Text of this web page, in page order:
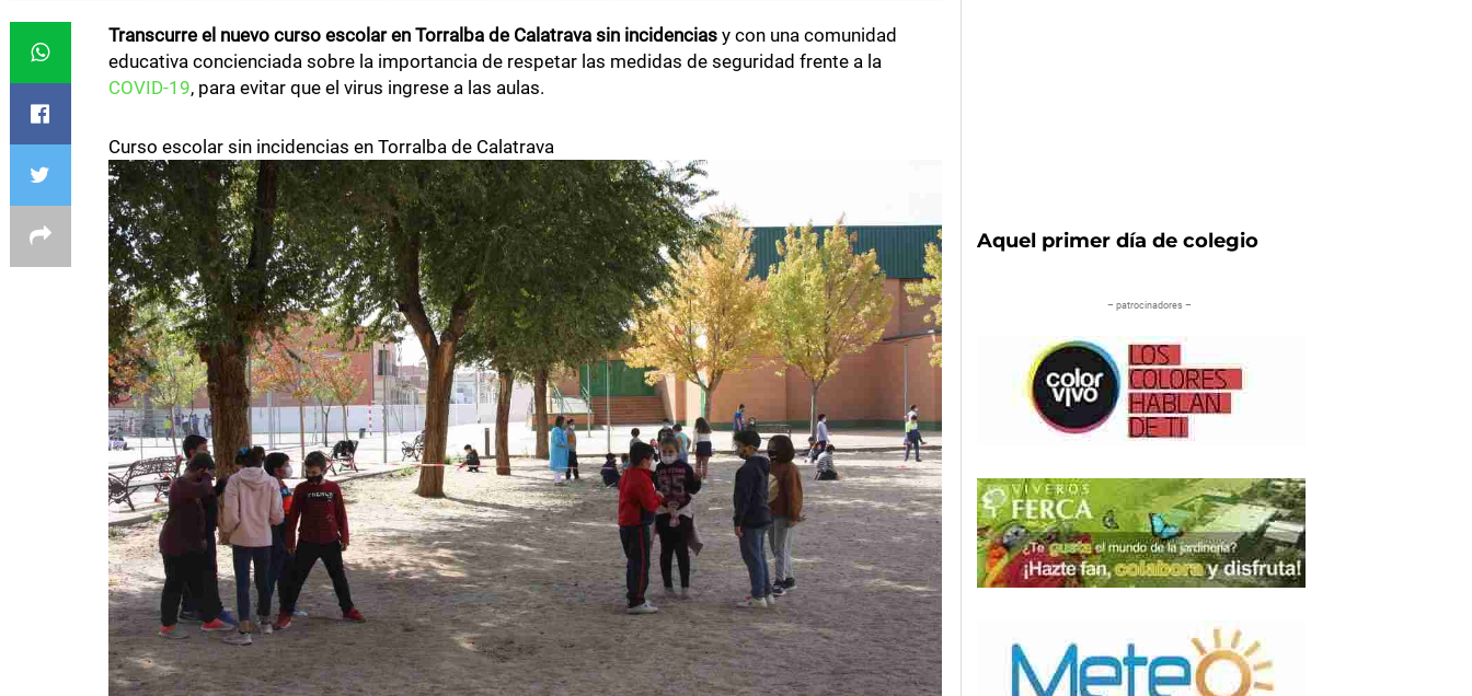
Transcurre el nuevo curso escolar en Torralba de Calatrava sin incidenciasy con una comunidad
educativa concienciada sobre la importancia de respetar las medidas de seguridad frente a la
COVID-19, para evitar que el virus ingrese a las aulas.
Curso escolar sin incidencias en Torralba de Calatrava
Aquel primer día de colegio
– patrocinadores –